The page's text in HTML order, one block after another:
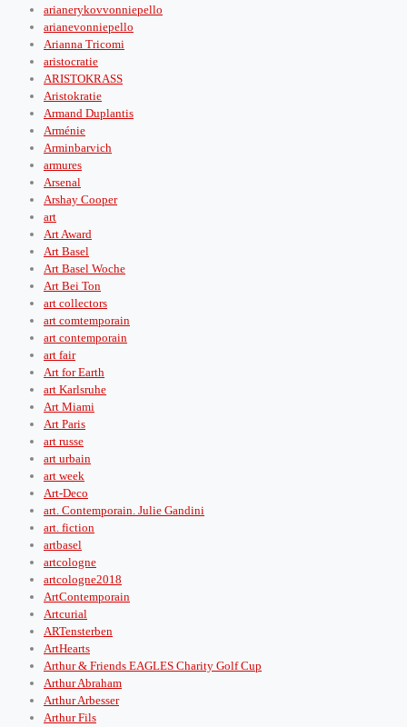
arianerykovvonniepello
arianevonniepello
Arianna Tricomi
aristocratie
ARISTOKRASS
Aristokratie
Armand Duplantis
Arménie
Arminbarvich
armures
Arsenal
Arshay Cooper
art
Art Award
Art Basel
Art Basel Woche
Art Bei Ton
art collectors
art comtemporain
art contemporain
art fair
Art for Earth
art Karlsruhe
Art Miami
Art Paris
art russe
art urbain
art week
Art-Deco
art. Contemporain. Julie Gandini
art. fiction
artbasel
artcologne
artcologne2018
ArtContemporain
Artcurial
ARTensterben
ArtHearts
Arthur & Friends EAGLES Charity Golf Cup
Arthur Abraham
Arthur Arbesser
Arthur Fils